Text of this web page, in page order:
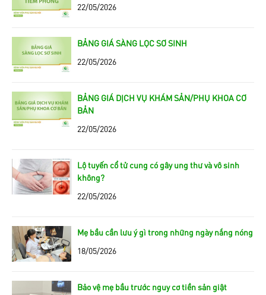
22/05/2026
BẢNG GIÁ SÀNG LỌC SƠ SINH
22/05/2026
BẢNG GIÁ DỊCH VỤ KHÁM SẢN/PHỤ KHOA CƠ
BẢN
22/05/2026
Lộ tuyến cổ tử cung có gây ung thư và vô sinh
không?
22/05/2026
Mẹ bầu cần lưu ý gì trong những ngày nắng nóng
18/05/2026
Bảo vệ mẹ bầu trước nguy cơ tiền sản giật